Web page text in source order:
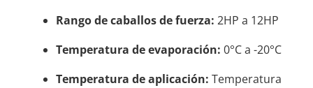
Rango de caballos de fuerza: 2HP a 12HP
Temperatura de evaporación: 0°C a -20°C
Temperatura de aplicación: Temperatura